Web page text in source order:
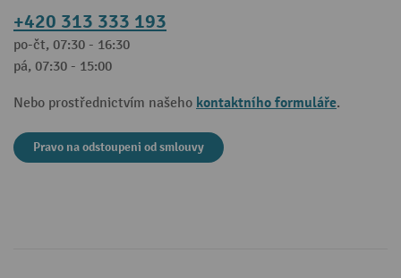
+420 313 333 193
po-čt, 07:30 - 16:30
pá, 07:30 - 15:00
Nebo prostřednictvím našeho kontaktního formuláře.
Pravo na odstoupeni od smlouvy